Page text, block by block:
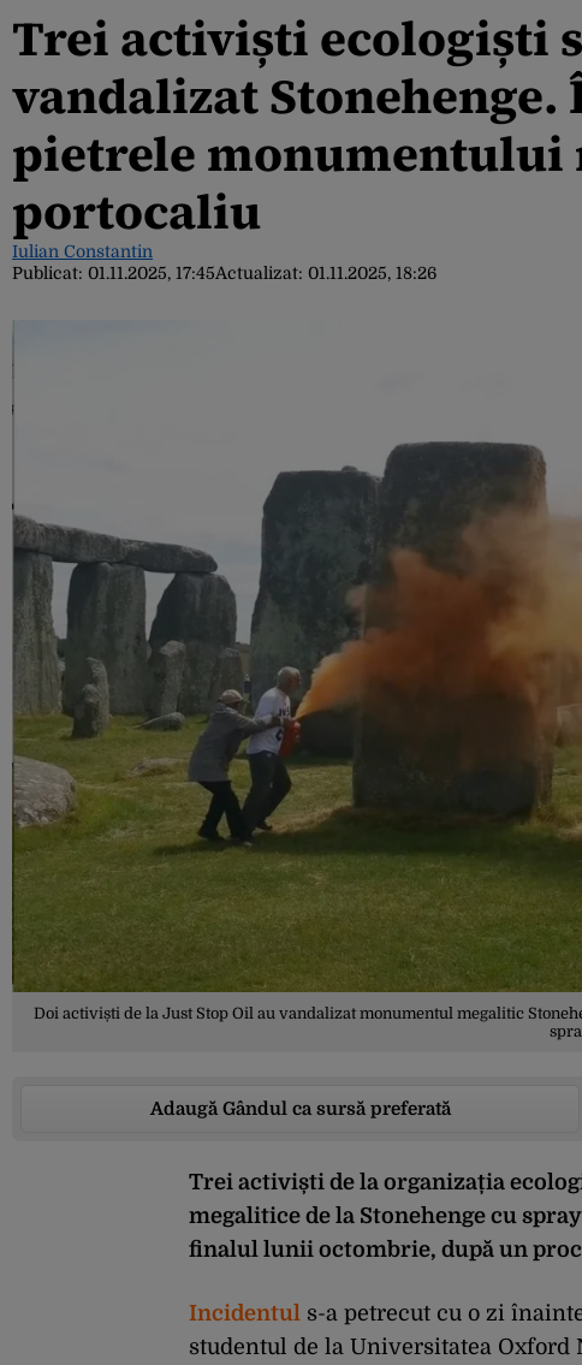
Trei activiști ecologiști
vandalizat Stonehenge.
pietrele monumentului
portocaliu
Iulian Constantin
Publicat: 01.11.2025, 17:45Actualizat: 01.11.2025, 18:26
Doi activiști de la Just Stop Oil au vandalizat monumentul megalitic
Adaugă Gândul ca sursă preferată
Trei activiști de la organizația
megalitice de la Stonehenge cu
finalul lunii octombrie, după un
Incidentul s-a petrecut cu o zi
studentul de la Universitatea Oxford